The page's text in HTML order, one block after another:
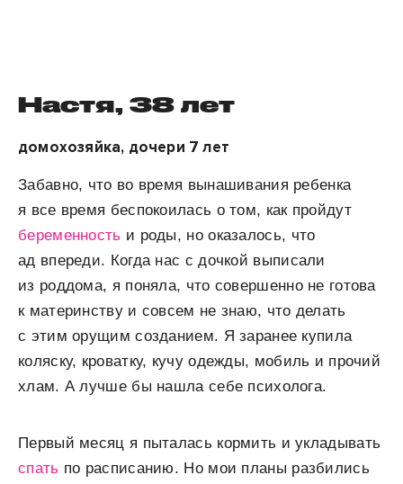
Настя, 38 лет
домохозяйка, дочери 7 лет
Забавно, что во время вынашивания ребенка
я все время беспокоилась о том, как пройдут
беременность и роды, но оказалось, что
ад впереди. Когда нас с дочкой выписали
из роддома, я поняла, что совершенно не готова
к материнству и совсем не знаю, что делать
с этим орущим созданием. Я заранее купила
коляску, кроватку, кучу одежды, мобиль и прочий
хлам. А лучше бы нашла себе психолога.
Первый месяц я пыталась кормить и укладывать
спать по расписанию. Но мои планы разбились